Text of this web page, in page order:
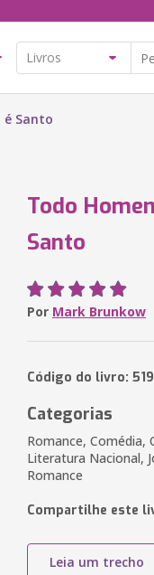
é Santo
Todo
Santo
Por Mark Brunkow
Código do livro:
Categorias
Romance, Comédia,
Literatura Nacional,
Romance
Compartilhe este
Leia um trecho